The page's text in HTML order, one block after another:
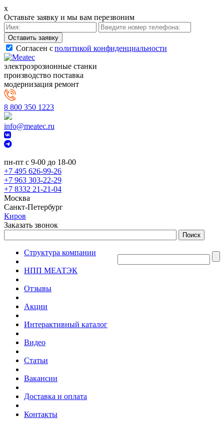
x
Оставьте заявку и мы вам перезвоним
Cогласен сполитикой конфиденциальности
электроэрозионные станки
производство поставка
модернизация ремонт
8 800 350 1223
info@meatec.ru
пн-пт с 9-00 до 18-00
+7 495 626-99-26
+7 963 303-22-29
+7 8332 21-21-04
Москва
Санкт-Петербург
Киров
Заказать звонок
Структура компании
НПП МЕАТЭК
Отзывы
Акции
Интерактивный каталог
Видео
Статьи
Вакансии
Доставка и оплата
Контакты